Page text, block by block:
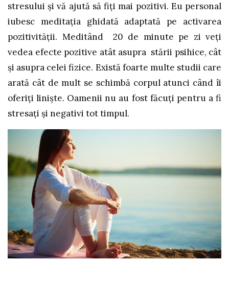
stresului și vă ajută să fiți mai pozitivi. Eu personal
iubesc meditația ghidată adaptată pe activarea
pozitivității. Meditând 20 de minute pe zi veți
vedea efecte pozitive atât asupra stării psihice, cât
și asupra celei fizice. Există foarte multe studii care
arată cât de mult se schimbă corpul atunci când îi
oferiți liniște. Oamenii nu au fost făcuți pentru a fi
stresați și negativi tot timpul.